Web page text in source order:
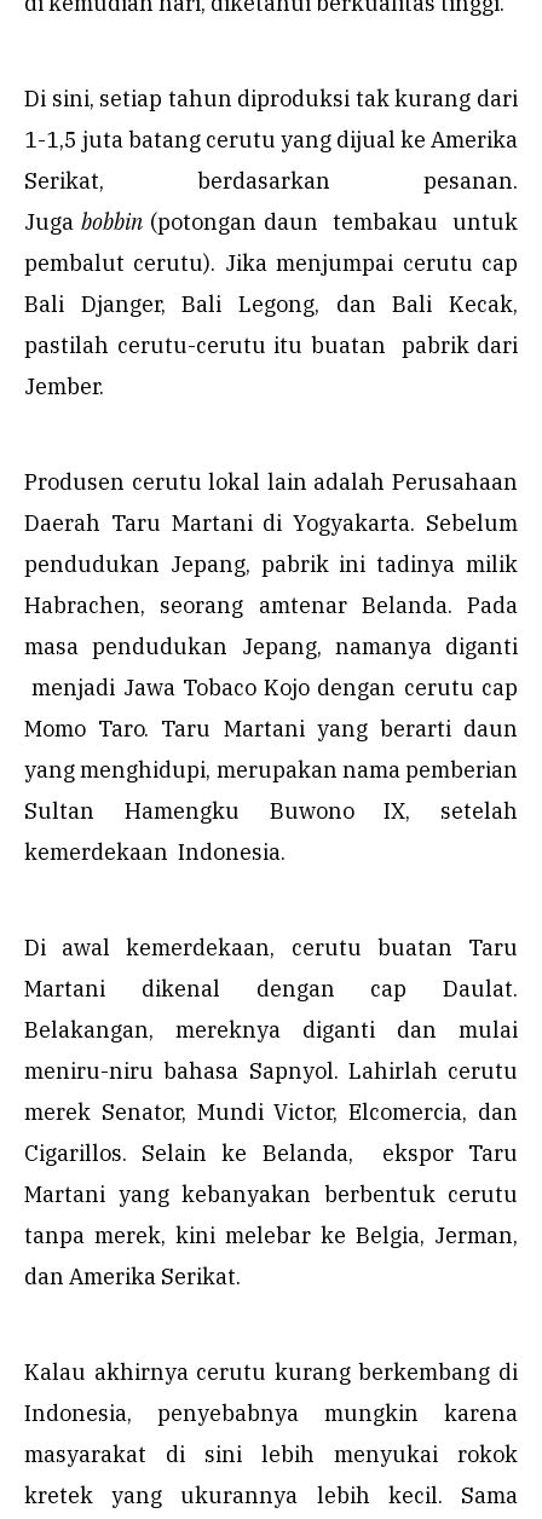
Di sini, setiap tahun diproduksi tak kurang dari
1-1,5 juta batang cerutu yang dijual ke Amerika
Serikat, berdasarkan pesanan.
Juga bobbin (potongan daun tembakau untuk
pembalut cerutu). Jika menjumpai cerutu cap
Bali Djanger, Bali Legong, dan Bali Kecak,
pastilah cerutu-cerutu itu buatan pabrik dari
Jember.
Produsen cerutu lokal lain adalah Perusahaan
Daerah Taru Martani di Yogyakarta. Sebelum
pendudukan Jepang, pabrik ini tadinya milik
Habrachen, seorang amtenar Belanda. Pada
masa pendudukan Jepang, namanya diganti
menjadi Jawa Tobaco Kojo dengan cerutu cap
Momo Taro. Taru Martani yang berarti daun
yang menghidupi, merupakan nama pemberian
Sultan Hamengku Buwono IX, setelah
kemerdekaan Indonesia.
Di awal kemerdekaan, cerutu buatan Taru
Martani dikenal dengan cap Daulat.
Belakangan, mereknya diganti dan mulai
meniru-niru bahasa Sapnyol. Lahirlah cerutu
merek Senator, Mundi Victor, Elcomercia, dan
Cigarillos. Selain ke Belanda, ekspor Taru
Martani yang kebanyakan berbentuk cerutu
tanpa merek, kini melebar ke Belgia, Jerman,
dan Amerika Serikat.
Kalau akhirnya cerutu kurang berkembang di
Indonesia, penyebabnya mungkin karena
masyarakat di sini lebih menyukai rokok
kretek yang ukurannya lebih kecil. Sama